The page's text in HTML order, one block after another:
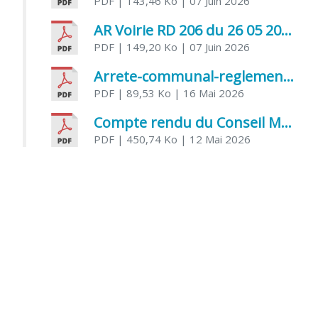
AR Voirie RD 206 du 26 05 2026
PDF | 149,20 Ko | 07 Juin 2026
Arrete-communal-reglemenatnt-des-bruits-de-voisinage-et-des-activites-bruyantes
PDF | 89,53 Ko | 16 Mai 2026
Compte rendu du Conseil Municipal du 06 mai 2026
PDF | 450,74 Ko | 12 Mai 2026